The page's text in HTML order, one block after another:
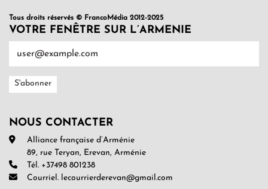
Tous droits réservés © FrancoMédia 2012-2025
VOTRE FENÊTRE SUR L’ARMENIE
NOUS CONTACTER
Alliance française d’Arménie
89, rue Teryan, Erevan, Arménie
Tél. +37498 801238
Courriel. lecourrierderevan@gmail.com